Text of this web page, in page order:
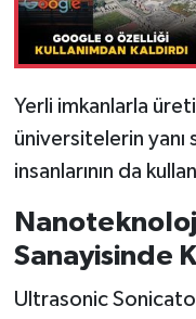
Yerli imkanlarla
üniversitelerin yanı
insanlarının da
Sanayisinde
Ultrasonic